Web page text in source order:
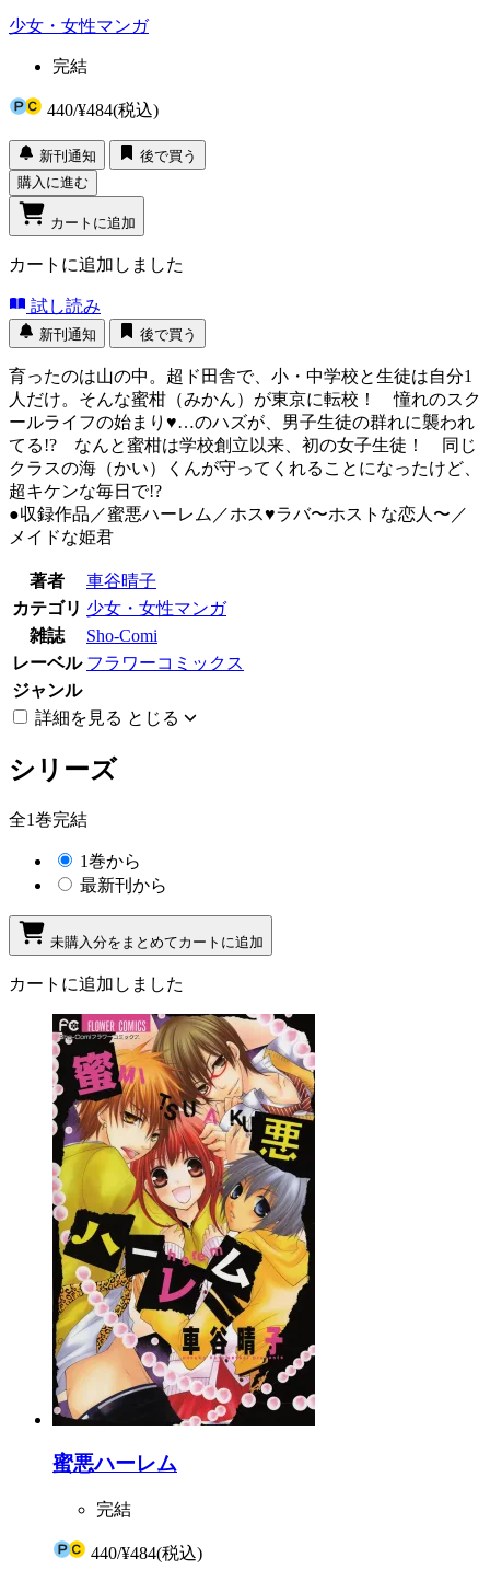
少女・女性マンガ
完結
440/¥484(税込)
新刊通知
後で買う
購入に進む
カートに追加
カートに追加しました
試し読み
新刊通知 後で買う
育ったのは山の中。超ド田舎で、小・中学校と生徒は自分1
人だけ。そんな蜜柑（みかん）が東京に転校！ 憧れのスク
ールライフの始まり♥…のハズが、男子生徒の群れに襲われ
てる!? なんと蜜柑は学校創立以来、初の女子生徒！ 同じ
クラスの海（かい）くんが守ってくれることになったけど、
超キケンな毎日で!?
●収録作品／蜜悪ハーレム／ホス♥ラバ〜ホストな恋人〜／
メイドな姫君
著者
車谷晴子
カテゴリ 少女・女性マンガ
雑誌
Sho-Comi
レーベル フラワーコミックス
ジャンル
詳細を見る とじる
シリーズ
全1巻完結
1巻から
最新刊から
未購入分をまとめてカートに追加
カートに追加しました
蜜悪ハーレム
完結
440/¥484(税込)